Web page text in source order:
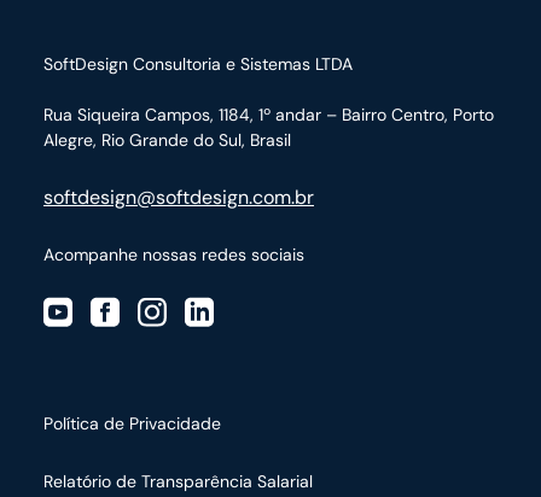
SoftDesign Consultoria e Sistemas LTDA
Rua Siqueira Campos, 1184, 1º andar – Bairro Centro, Porto
Alegre, Rio Grande do Sul, Brasil
softdesign@softdesign.com.br
Acompanhe nossas redes sociais
Política de Privacidade
Relatório de Transparência Salarial